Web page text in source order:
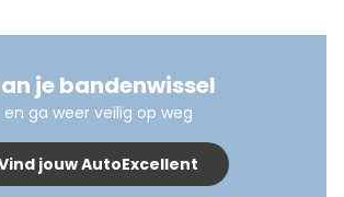
je bandenwissel
en ga weer veilig op weg
jouw AutoExcellent